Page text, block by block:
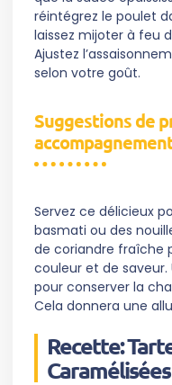
réintégrez le poulet
laissez mijoter à feu
Ajustez
selon votre goût.
Suggestions de
Servez ce délicieux
basmati ou des
de coriandre fraîche
couleur et de
pour conserver la
Cela donnera une
Recette:
Caramélisées